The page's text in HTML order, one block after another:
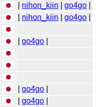
nihon_kiin |go4go
nihon_kiin |go4go
|go4go
|go4go
|go4go